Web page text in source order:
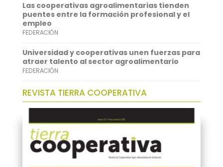
Las cooperativas agroalimentarias tienden
puentes entre la formación profesional y el
empleo
FEDERACIÓN
Universidad y cooperativas unen fuerzas para
atraer talento al sector agroalimentario
FEDERACIÓN
REVISTA TIERRA COOPERATIVA